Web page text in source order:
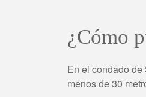
¿Cómo
En el condado
menos de 30